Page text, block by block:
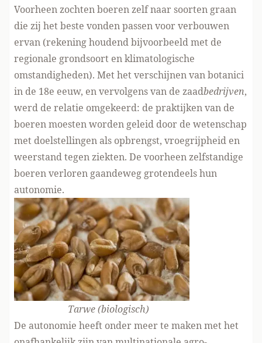
Voorheen zochten boeren zelf naar soorten graan
die zij het beste vonden passen voor verbouwen
ervan (rekening houdend bijvoorbeeld met de
regionale grondsoort en klimatologische
omstandigheden). Met het verschijnen van botanici
in de 18e eeuw, en vervolgens van de zaadbedrijven,
werd de relatie omgekeerd: de praktijken van de
boeren moesten worden geleid door de wetenschap
met doelstellingen als opbrengst, vroegrijpheid en
weerstand tegen ziekten. De voorheen zelfstandige
boeren verloren gaandeweg grotendeels hun
autonomie.
Tarwe (biologisch)
De autonomie heeft onder meer te maken met het